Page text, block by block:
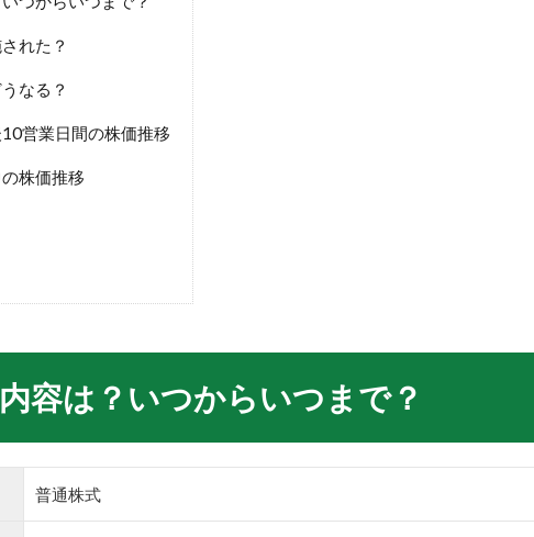
れた？
なる？
営業日間の株価推移
株価推移
容は？いつからいつまで？
普通株式